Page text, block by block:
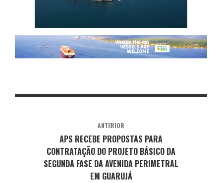
ANTERIOR
APS RECEBE PROPOSTAS PARA
CONTRATAÇÃO DO PROJETO BÁSICO DA
SEGUNDA FASE DA AVENIDA PERIMETRAL
EM GUARUJÁ